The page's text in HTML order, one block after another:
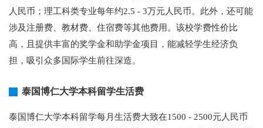
人民币；理工科类专业每年约2.5 - 3万元人民币。此外，还可能
涉及注册费、教材费、住宿费等其他费用。该校学费性价比
高，且提供丰富的奖学金和助学金项目，能减轻学生经济负
担，吸引众多国际学生前往深造。
泰国博仁大学本科留学生活费
泰国博仁大学本科留学每月生活费大致在1500 - 2500元人民币